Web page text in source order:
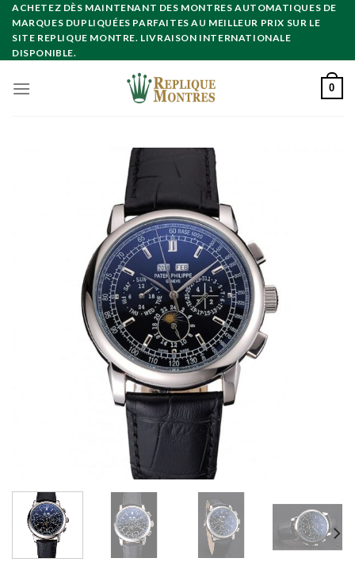
Skip
content
ACHETEZ DÈS MAINTENANT DES MONTRES AUTOMATIQUES DE
MARQUES DUPLIQUÉES PARFAITES AU MEILLEUR PRIX SUR LE
SITE REPLIQUE MONTRE. LIVRAISON INTERNATIONALE
DISPONIBLE.
0